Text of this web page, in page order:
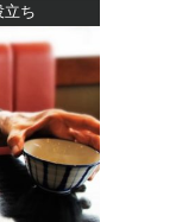
立ち